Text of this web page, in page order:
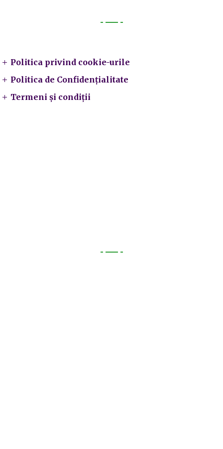
Politica privind cookie-urile
Politica de Confidențialitate
Termeni și condiții